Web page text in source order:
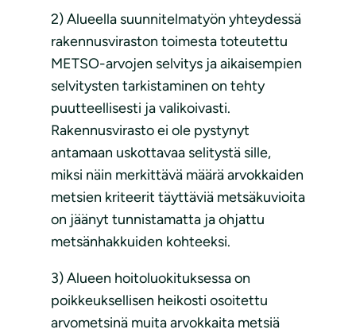
2) Alueella suunnitelmatyön yhteydessä
rakennusviraston toimesta toteutettu
METSO-arvojen selvitys ja aikaisempien
selvitysten tarkistaminen on tehty
puutteellisesti ja valikoivasti.
Rakennusvirasto ei ole pystynyt
antamaan uskottavaa selitystä sille,
miksi näin merkittävä määrä arvokkaiden
metsien kriteerit täyttäviä metsäkuvioita
on jäänyt tunnistamatta ja ohjattu
metsänhakkuiden kohteeksi.
3) Alueen hoitoluokituksessa on
poikkeuksellisen heikosti osoitettu
arvometsinä muita arvokkaita metsiä